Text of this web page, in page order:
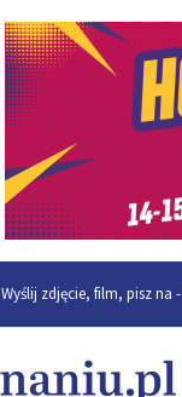
Wyślij zdjęcie, film, pisz na -